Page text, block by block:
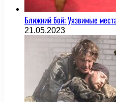
Ближний бой: Уязвимые
21.05.2023